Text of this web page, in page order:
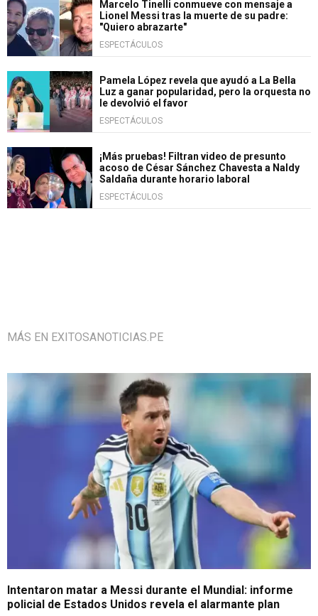
Marcelo Tinelli conmueve con mensaje a
Lionel Messi tras la muerte de su padre:
"Quiero abrazarte"
ESPECTÁCULOS
Pamela López revela que ayudó a La Bella
Luz a ganar popularidad, pero la orquesta no
le devolvió el favor
ESPECTÁCULOS
¡Más pruebas! Filtran video de presunto
acoso de César Sánchez Chavesta a Naldy
Saldaña durante horario laboral
ESPECTÁCULOS
MÁS EN EXITOSANOTICIAS.PE
Intentaron matar a Messi durante el Mundial: informe
policial de Estados Unidos revela el alarmante plan